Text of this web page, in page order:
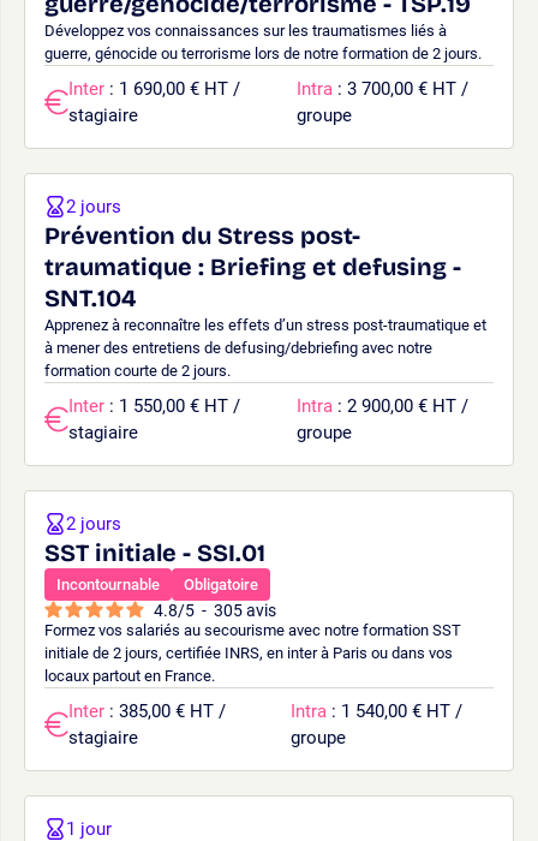
Développez vos connaissances sur les traumatismes liés à
guerre, génocide ou terrorisme lors de notre formation de 2 jours.
Inter : 1 690,00 € HT /
stagiaire
Intra : 3 700,00 € HT /
groupe
Prévention du Stress post-
traumatique : Briefing et defusing -
SNT.104
Apprenez à reconnaître les effets d’un stress post-traumatique et
à mener des entretiens de defusing/debriefing avec notre
formation courte de 2 jours.
2 jours
Inter : 1 550,00 € HT /
stagiaire
Intra : 2 900,00 € HT /
groupe
SST initiale - SSI.01
Incontournable Obligatoire
4.8/5 - 305avis
Formez vos salariés au secourisme avec notre formation SST
initiale de 2 jours, certifiée INRS, en inter à Paris ou dans vos
locaux partout en France.
2 jours
Inter : 385,00 € HT /
stagiaire
Intra : 1 540,00 € HT /
groupe
1 jour